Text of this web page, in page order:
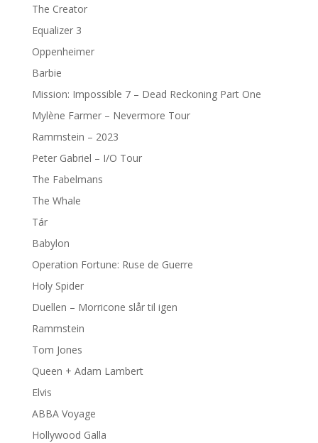
The Creator
Equalizer 3
Oppenheimer
Barbie
Mission: Impossible 7 – Dead Reckoning Part One
Mylène Farmer – Nevermore Tour
Rammstein – 2023
Peter Gabriel – I/O Tour
The Fabelmans
The Whale
Tár
Babylon
Operation Fortune: Ruse de Guerre
Holy Spider
Duellen – Morricone slår til igen
Rammstein
Tom Jones
Queen + Adam Lambert
Elvis
ABBA Voyage
Hollywood Galla